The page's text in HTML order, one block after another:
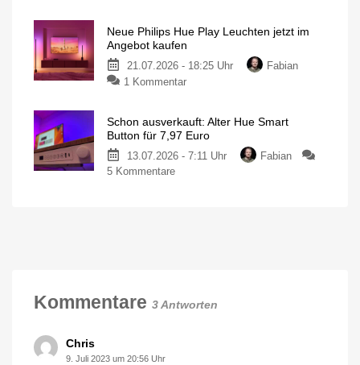
Individuelle
Deckenleuchte
mit
Lumen
Hue
Neon
Outdoor
Lightstrip
Euro
Ausgestattet
Gradient-
Neue Philips Hue Play Leuchten jetzt im
Angebot kaufen
21.07.2026 - 18:25 Uhr
Fabian
1 Kommentarzu
Hue
Play
Leuchten
Schon ausverkauft: Alter Hue Smart
Button für 7,97 Euro
13.07.2026 - 7:11 Uhr
Fabian
5 Kommentarezu
Euro
Kommentare 3 Antworten
Chris
9. Juli 2023 um 20:56 Uhr